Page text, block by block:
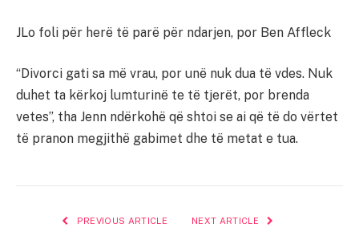
JLo foli për herë të parë për ndarjen, por Ben Affleck
“Divorci gati sa më vrau, por unë nuk dua të vdes. Nuk
duhet ta kërkoj lumturinë te të tjerët, por brenda
vetes”, tha Jenn ndërkohë që shtoi se ai që të do vërtet
të pranon megjithë gabimet dhe të metat e tua.
PREVIOUS ARTICLE NEXT ARTICLE